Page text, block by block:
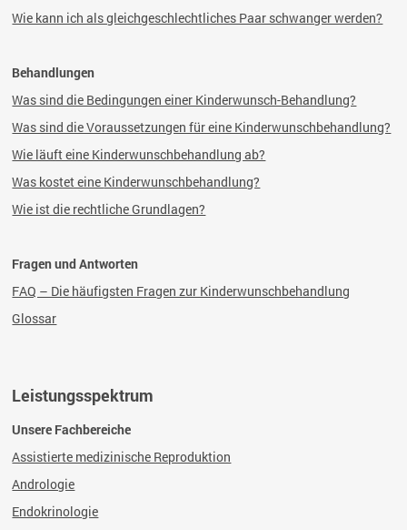
Wie kann ich als gleichgeschlechtliches Paar schwanger werden?
Behandlungen
Was sind die Bedingungen einer Kinderwunsch-Behandlung?
Was sind die Voraussetzungen für eine Kinderwunschbehandlung?
Wie läuft eine Kinderwunschbehandlung ab?
Was kostet eine Kinderwunschbehandlung?
Wie ist die rechtliche Grundlagen?
Fragen und Antworten
FAQ – Die häufigsten Fragen zur Kinderwunschbehandlung
Glossar
Leistungsspektrum
Unsere Fachbereiche
Assistierte medizinische Reproduktion
Andrologie
Endokrinologie